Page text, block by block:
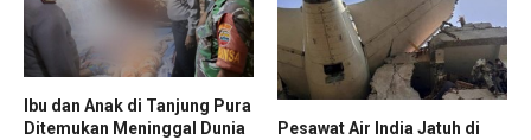
Ibu dan Anak di Tanjung Pura
Ditemukan Meninggal Dunia
Pesawat Air India Jatuh di